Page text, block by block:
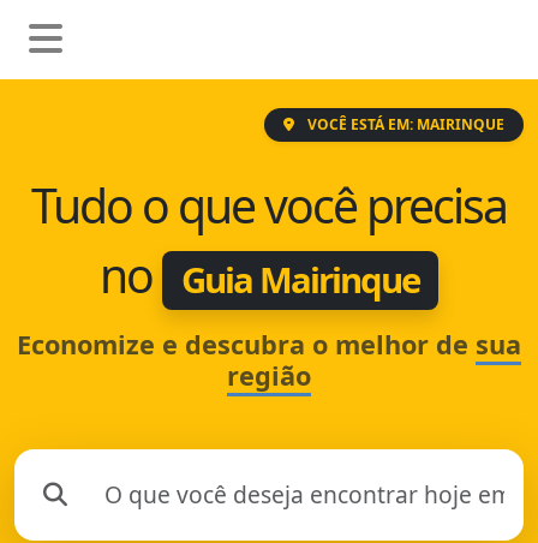
VOCÊ ESTÁ EM: MAIRINQUE
Tudo o que você precisa
no
Guia Mairinque
Economize e descubra o melhor de sua
região